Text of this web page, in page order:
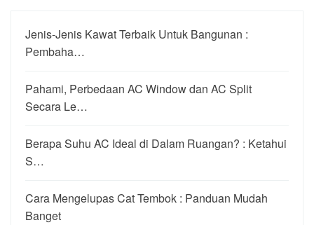
Jenis-Jenis Kawat Terbaik Untuk Bangunan :
Pembaha…
Pahami, Perbedaan AC Window dan AC Split
Secara Le…
Berapa Suhu AC Ideal di Dalam Ruangan? : Ketahui
S…
Cara Mengelupas Cat Tembok : Panduan Mudah
Banget